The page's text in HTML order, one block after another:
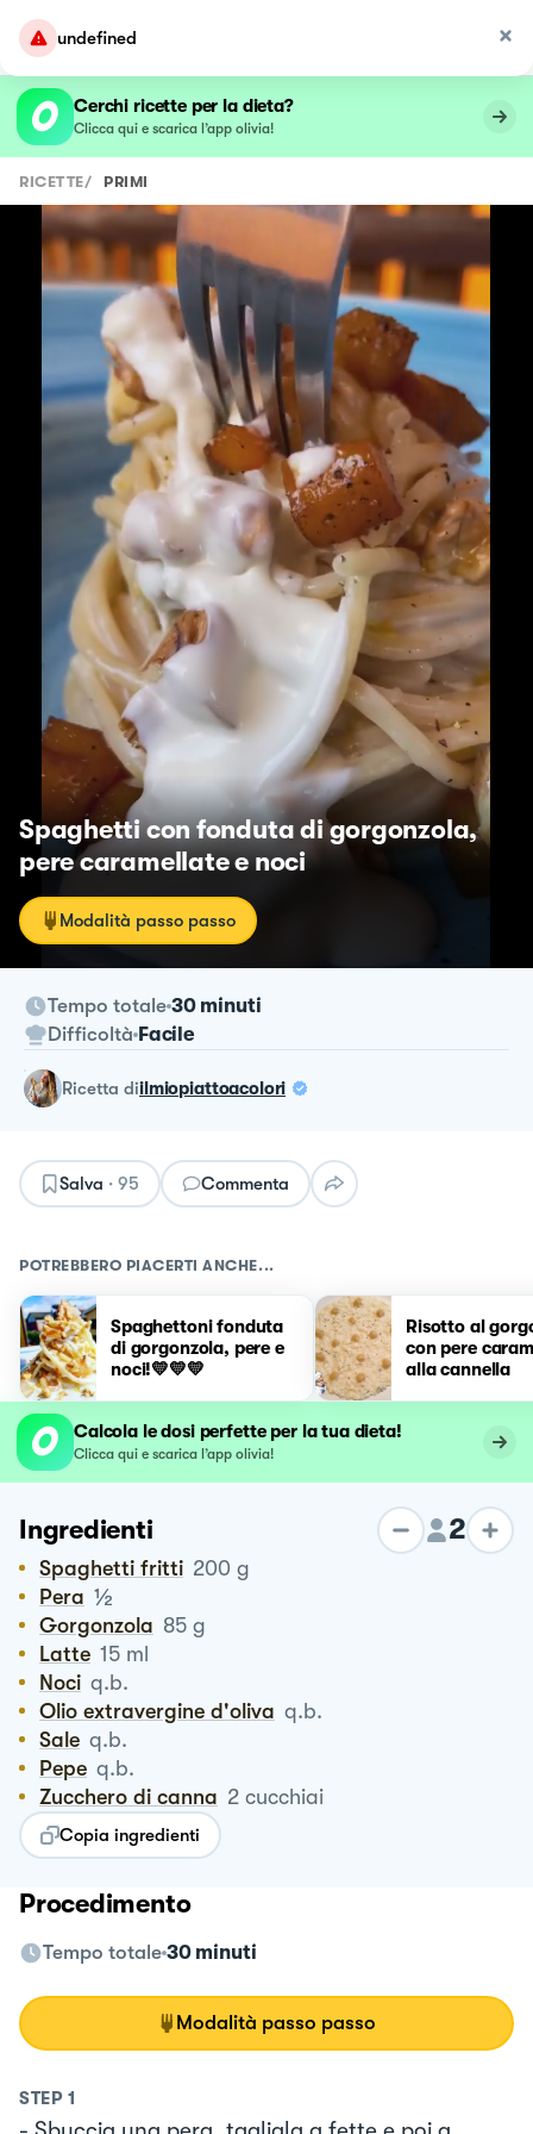
undefined
Cerchi ricette per la dieta?
Clicca qui e scarica l’app olivia!
RICETTE/ PRIMI
Spaghetti con fonduta di gorgonzola,
pere caramellate e noci
Modalità passo passo
Tempo totale 30 minuti
Difficoltà Facile
ricetta diilmiopiattoacolori
Salva · 95 Commenta
POTREBBERO PIACERTI ANCHE...
Spaghettoni fonduta
di gorgonzola, pere e
noci!💛💛💛
Risotto al
con pere
alla cannella
Calcola le dosi perfette per la tua dieta!
Clicca qui e scarica l’app olivia!
Ingredienti 2
Spaghetti fritti 200 g
Pera ½
Gorgonzola 85 g
Latte 15 ml
Noci q.b.
Olio extravergine d'oliva q.b.
Sale q.b.
Pepe q.b.
Zucchero di canna 2 cucchiai
Copia ingredienti
Procedimento
Tempo totale 30 minuti
Modalità passo passo
STEP 1